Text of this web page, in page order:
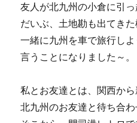
友人が北九州の小倉に引
だいぶ、土地勘も出てき
一緒に九州を車で旅行しよ
言うことになりました～。
私とお友達とは、関西か
北九州のお友達と待ち合わ